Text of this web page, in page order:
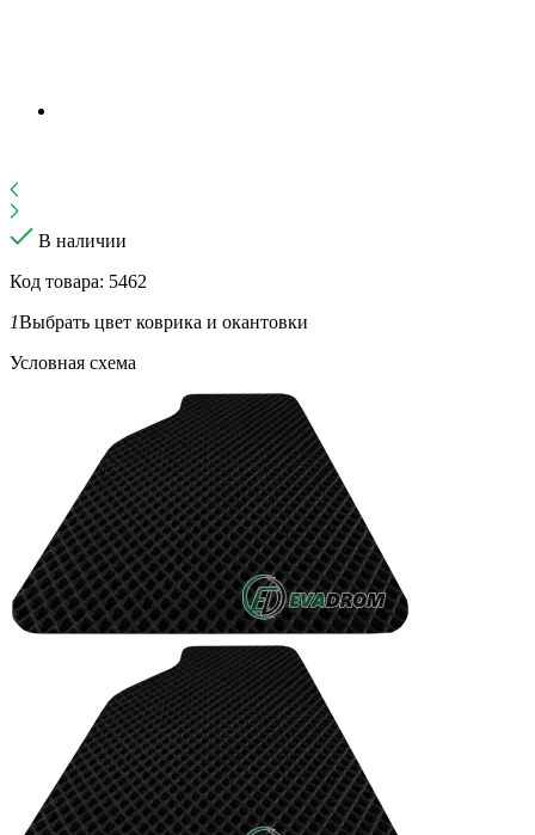
В наличии
Код товара: 5462
1Выбрать цвет коврика и окантовки
Условная схема